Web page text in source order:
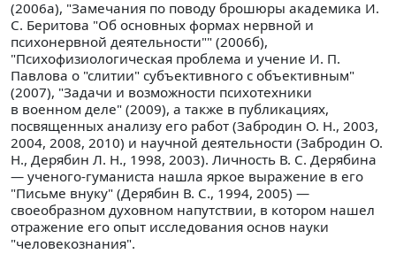
(2006а), "Замечания по поводу брошюры академика И.
С. Беритова "Об основных формах нервной и
психонервной деятельности"" (2006б),
"Психофизиологическая проблема и учение И. П.
Павлова о "слитии" субъективного с объективным"
(2007), "Задачи и возможности психотехники
в военном деле" (2009), а также в публикациях,
посвященных анализу его работ (Забродин О. Н., 2003,
2004, 2008, 2010) и научной деятельности (Забродин О.
Н., Дерябин Л. Н., 1998, 2003). Личность В. С. Дерябина
— ученого-гуманиста нашла яркое выражение в его
"Письме внуку" (Дерябин В. С., 1994, 2005) —
своеобразном духовном напутствии, в котором нашел
отражение его опыт исследования основ науки
"человекознания".